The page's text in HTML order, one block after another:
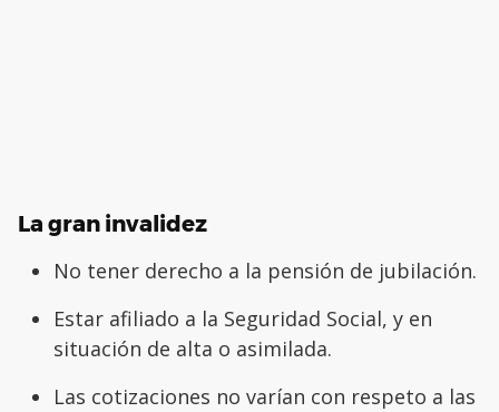
La gran invalidez
No tener derecho a la pensión de jubilación.
Estar afiliado a la Seguridad Social, y en
situación de alta o asimilada.
Las cotizaciones no varían con respeto a las